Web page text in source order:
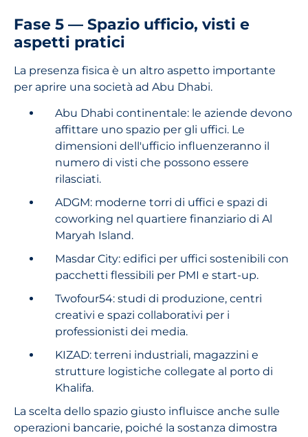
Fase 5 — Spazio ufficio, visti e
aspetti pratici
La presenza fisica è un altro aspetto importante
per aprire una società ad Abu Dhabi.
Abu Dhabi continentale: le aziende devono
affittare uno spazio per gli uffici. Le
dimensioni dell'ufficio influenzeranno il
numero di visti che possono essere
rilasciati.
ADGM: moderne torri di uffici e spazi di
coworking nel quartiere finanziario di Al
Maryah Island.
Masdar City: edifici per uffici sostenibili con
pacchetti flessibili per PMI e start-up.
Twofour54: studi di produzione, centri
creativi e spazi collaborativi per i
professionisti dei media.
KIZAD: terreni industriali, magazzini e
strutture logistiche collegate al porto di
Khalifa.
La scelta dello spazio giusto influisce anche sulle
operazioni bancarie, poiché la sostanza dimostra